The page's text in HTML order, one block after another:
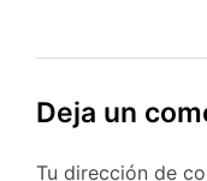
Deja un
Tu dirección de